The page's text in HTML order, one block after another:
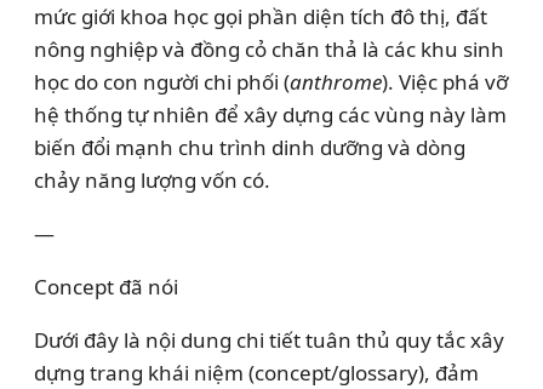
mức giới khoa học gọi phần diện tích đô thị, đất
nông nghiệp và đồng cỏ chăn thả là các khu sinh
học do con người chi phối (anthrome). Việc phá vỡ
hệ thống tự nhiên để xây dựng các vùng này làm
biến đổi mạnh chu trình dinh dưỡng và dòng
chảy năng lượng vốn có.
—
Concept đã nói
Dưới đây là nội dung chi tiết tuân thủ quy tắc xây
dựng trang khái niệm (concept/glossary), đảm